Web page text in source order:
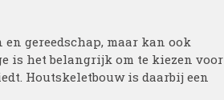
gereedschap, maar kan ook
is het belangrijk om te kiezen voor
Houtskeletbouw is daarbij een